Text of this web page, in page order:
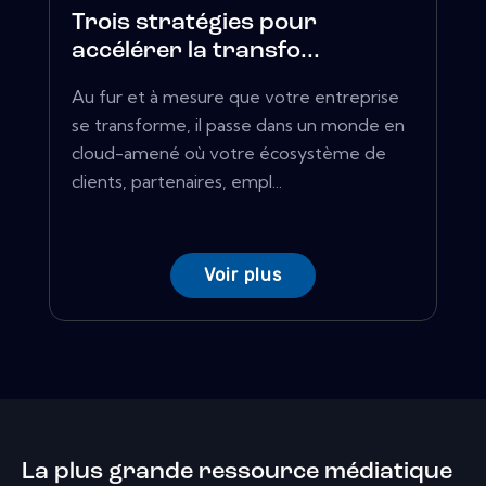
Trois stratégies pour
accélérer la transfo...
Au fur et à mesure que votre entreprise
se transforme, il passe dans un monde en
cloud-amené où votre écosystème de
clients, partenaires, empl...
Voir plus
La plus grande ressource médiatique